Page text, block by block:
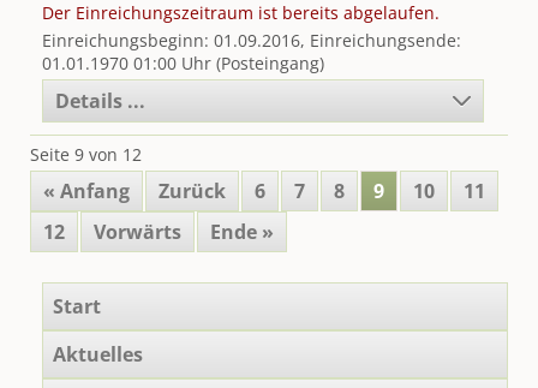
Der Einreichungszeitraum ist bereits abgelaufen.
Einreichungsbeginn: 01.09.2016, Einreichungsende:
01.01.1970 01:00 Uhr (Posteingang)
Details ...
Seite 9 von 12
« Anfang Zurück 6 7 8 9 10
11
12
Vorwärts Ende »
überspringen
Start
Aktuelles